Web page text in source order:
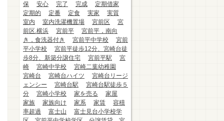
保
安心 完了 完成
定期借家
定期的
定番 定食 実家
実質
室内
室内洗濯機置場 宮前区
宮
前区.横浜
宮前平
宮前平，南向
き，食洗器付き
宮前平中学校
宮前
平小学校
宮前平徒歩12分、宮崎台徒
歩8分、新築分譲住宅
宮前平駅
宮
崎
宮崎中学校
宮崎二葉幼稚園
宮崎台
宮崎台ハイツ
宮崎台リージ
ェンシー
宮崎台駅
宮崎台駅徒歩５
分
宮崎小学校 家を売る
家屋
家族
家族向け 家系 家賃
容積
率超過
富士山
富士見台小学校学